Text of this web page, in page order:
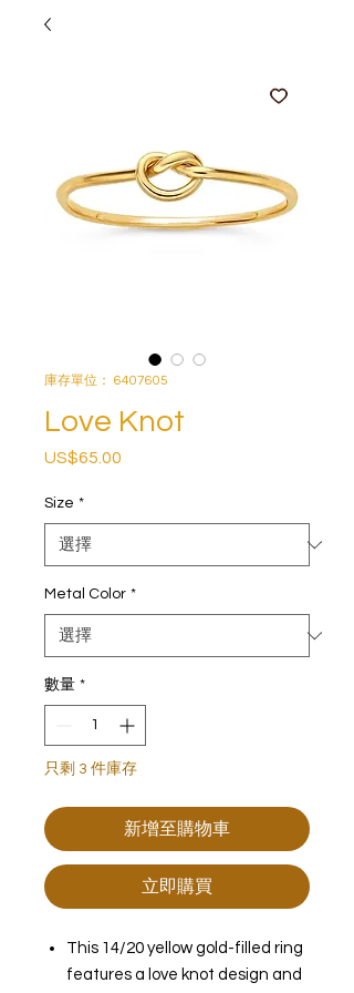
庫存單位： 6407605
Love Knot
US$65.00
Size *
Metal Color *
數量 *
只剩 3 件庫存
新增至購物車
立即購買
This 14/20 yellow gold-filled ring
features a love knot design and